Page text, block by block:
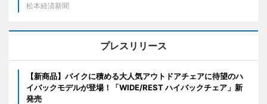
松本経済新聞
プレスリリース
【新商品】バイクに積める大人気アウトドアチェアに待望のハ
イバックモデルが登場！「WIDE/REST ハイバックチェア」新
発売